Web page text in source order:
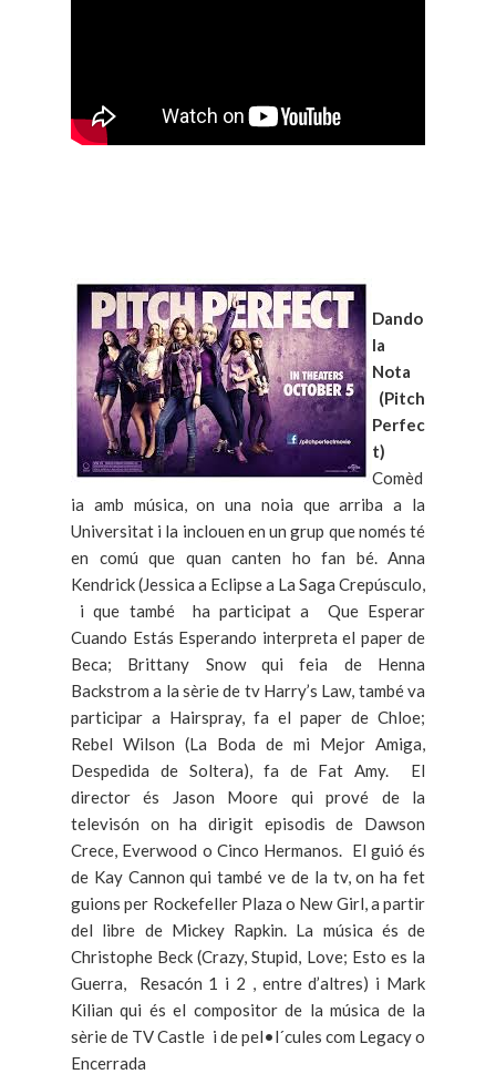
Dando
la
Nota
(Pitch
Perfec
t)
Comèd
ia amb música, on una noia que arriba a la
Universitat i la inclouen en un grup que només té
en comú que quan canten ho fan bé. Anna
Kendrick (Jessica a Eclipse a La Saga Crepúsculo,
i que també ha participat a Que Esperar
Cuando Estás Esperando interpreta el paper de
Beca; Brittany Snow qui feia de Henna
Backstrom a la sèrie de tv Harry’s Law, també va
participar a Hairspray, fa el paper de Chloe;
Rebel Wilson (La Boda de mi Mejor Amiga,
Despedida de Soltera), fa de Fat Amy. El
director és Jason Moore qui prové de la
televisón on ha dirigit episodis de Dawson
Crece, Everwood o Cinco Hermanos. El guió és
de Kay Cannon qui també ve de la tv, on ha fet
guions per Rockefeller Plaza o New Girl, a partir
del libre de Mickey Rapkin. La música és de
Christophe Beck (Crazy, Stupid, Love; Esto es la
Guerra, Resacón 1 i 2 , entre d’altres) i Mark
Kilian qui és el compositor de la música de la
sèrie de TV Castle i de pel•l´cules com Legacy o
Encerrada